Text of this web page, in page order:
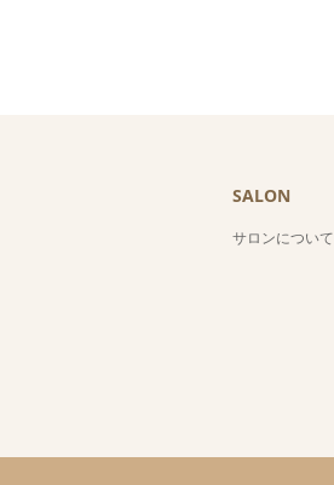
SALON
サロンについて